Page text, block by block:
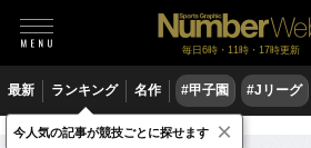
毎日6時・11時・17時更新
最新 ランキング 名作 #甲子園 #Jリーグ
NumberWeb有料会員登録・ログイン
今人気の記事が競技ごとに探せます ×